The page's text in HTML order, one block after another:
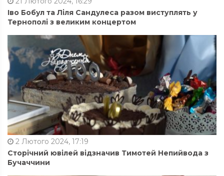
Іво Бобул та Ліля Сандулеса разом виступлять у
Тернополі з великим концертом
2 Лютого 2024, 17:19
Сторічний ювілей відзначив Тимотей Непийвода з
Бучаччини